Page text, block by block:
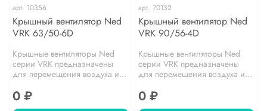
арт. 10356
Крышный вентилятор Ned
VRK 63/50-6D
Крышные вентиляторы Ned
серии VRK предназначены
для перемещения воздуха и...
0 ₽
арт. 70132
Крышный вентилятор Ned
VRK 90/56-4D
Крышные вентиляторы Ned
серии VRK предназначены
для перемещения воздуха и...
0 ₽